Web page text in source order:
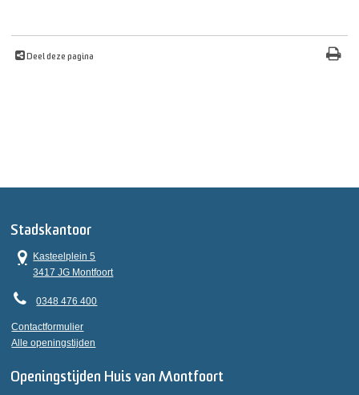
Deel deze pagina
Stadskantoor
Kasteelplein 5
3417 JG Montfoort
0348 476 400
Contactformulier
Alle openingstijden
Openingstijden Huis van Montfoort